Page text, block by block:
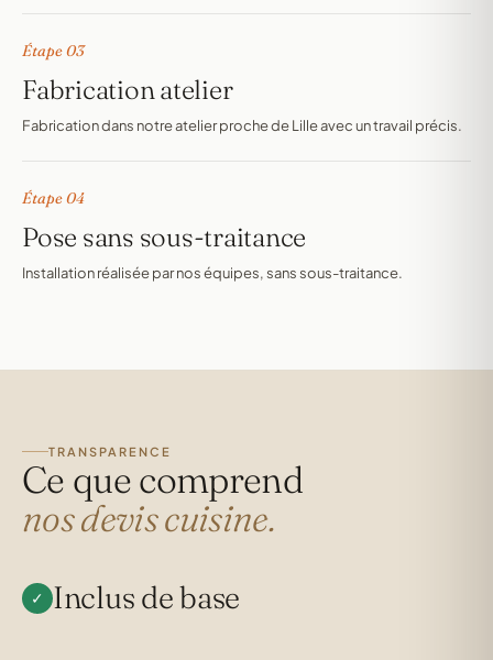
Étape 03
Fabrication atelier
Fabrication dans notre atelier proche de Lille avec un travail précis.
Étape 04
Pose sans sous-traitance
Installation réalisée par nos équipes, sans sous-traitance.
TRANSPARENCE
Ce que comprend
nos devis cuisine.
✓ Inclus de base